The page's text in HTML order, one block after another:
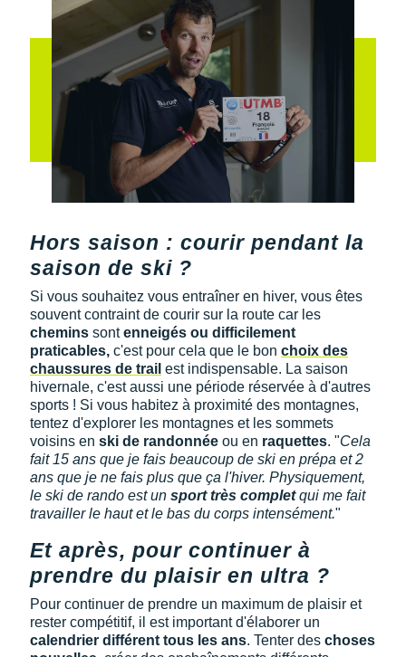
Hors saison : courir pendant la
saison de ski ?
Si vous souhaitez vous entraîner en hiver, vous êtes
souvent contraint de courir sur la route car les
chemins sontenneigés ou difficilement
praticables, c'est pour cela que le bon choix des
chaussures de trail est indispensable. La saison
hivernale, c'est aussi une période réservée à d'autres
sports ! Si vous habitez à proximité des montagnes,
tentez d'explorer les montagnes et les sommets
voisins en ski de randonnée ou en raquettes. "Cela
fait 15 ans que je fais beaucoup de ski en prépa et 2
ans que je ne fais plus que ça l'hiver. Physiquement,
le ski de rando est un sport très completqui me fait
travailler le haut et le bas du corps intensément."
Et après, pour continuer à
prendre du plaisir en ultra ?
Pour continuer de prendre un maximum de plaisir et
rester compétitif, il est important d'élaborer un
calendrier différent tous les ans. Tenter des choses